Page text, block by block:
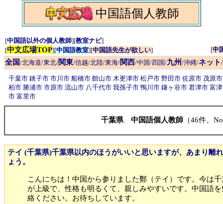
中国語個人教師
[中国語以外の個人教師][教室ナビ]
[中文広場TOP][中国語教室][中国語先生が欲しい] [中
全国/北海道/東北/関東/信越/北陸/東海/関西/中国/四国/九州/沖縄/ネット
千葉市 銚子市 市川市 船橋市 館山市 木更津市 松戸市 野田市 佐原市 茂原
柏市 勝浦市 市原市 流山市 八千代市 我孫子市 鴨川市 鎌ヶ谷市 君津市 富
市 富里市
千葉県 中国語個人教師 （46件。
テイ (千葉県)千葉県以内のほうがいいと思いますが、あまり離
ょう。
こんにちは！中国から参りました鄭（テイ）です。今は
が上級で、性格も明るくて、親しみやすいです。中国語
絡ください。お待ちしています。